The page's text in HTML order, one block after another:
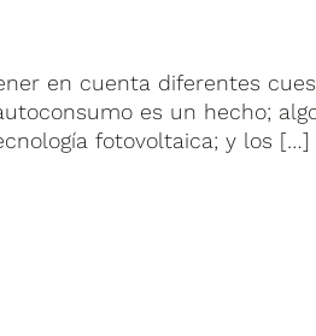
en cuenta diferentes
es un hecho;
fotovoltaica; y los […]